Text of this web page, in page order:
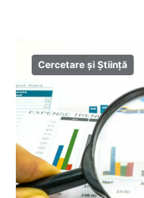
Cercetare și Știință